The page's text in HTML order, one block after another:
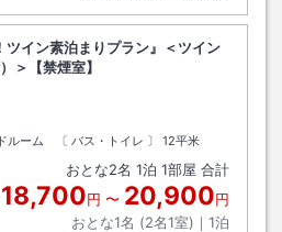
ツイン素泊まりプラン』＜ツイン
＞【禁煙室】
ルーム 〔 バス・トイレ 〕
12平米
おとな2名 1泊 1部屋 合計
18,700円 〜 20,900円
おとな1名 (2名1室)｜ 1泊